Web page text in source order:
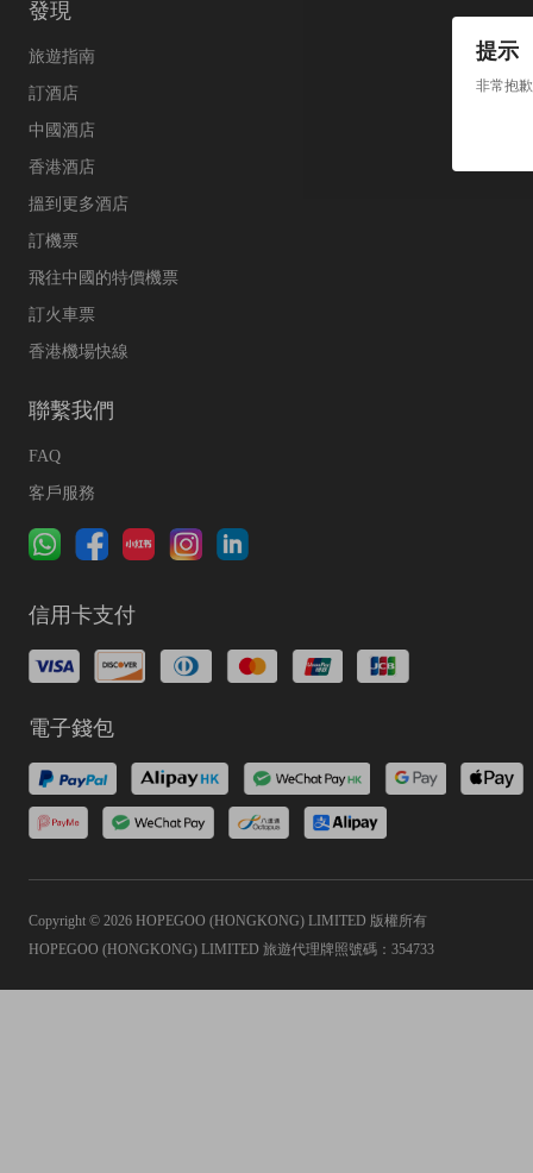
提示
非常抱
發現
旅遊指南
訂酒店
中國酒店
香港酒店
搵到更多酒店
訂機票
飛往中國的特價機票
訂火車票
香港機場快線
聯繫我們
FAQ
客戶服務
信用卡支付
電子錢包
Copyright © 2026 HOPEGOO (HONGKONG) LIMITED 版權所有
HOPEGOO (HONGKONG) LIMITED 旅遊代理牌照號碼：354733